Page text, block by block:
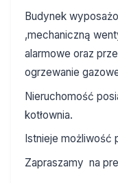
Budynek
,mechaniczną
alarmowe oraz
ogrzewanie
Nieruchomość
kotłownia.
Istnieje możliwość
Zapraszamy na